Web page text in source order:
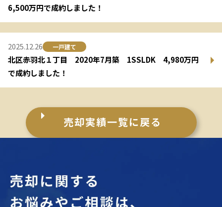
6,500万円で成約しました！
北区赤羽北１丁目 2020年7月築 1SSLDK 4,980万円
で成約しました！
2025.12.26 一戸建て
売却実績一覧に戻る